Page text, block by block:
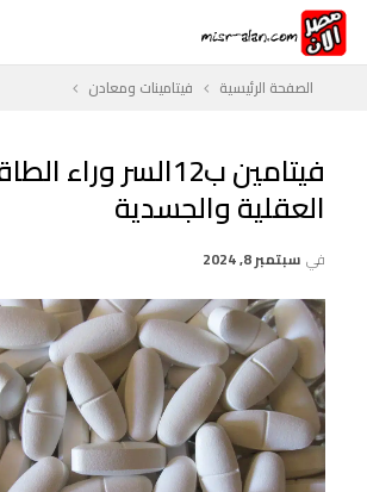
الصفحة الرئيسية فيتامينات ومعادن
فيتامين ب12السر
العقلية والجسدية
في سبتمبر 8, 2024